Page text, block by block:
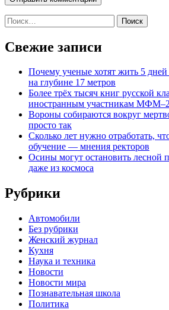
Найти:
Свежие записи
Почему ученые хотят жить 5
на глубине 17 метров
Более трёх тысяч книг русской
иностранным участникам
Вороны собираются вокруг
просто так
Сколько лет нужно отработать,
обучение — мнения ректоров
Осины могут остановить лесной
даже из космоса
Рубрики
Автомобили
Без рубрики
Женский журнал
Кухня
Наука и техника
Новости
Новости мира
Познавательная школа
Политика